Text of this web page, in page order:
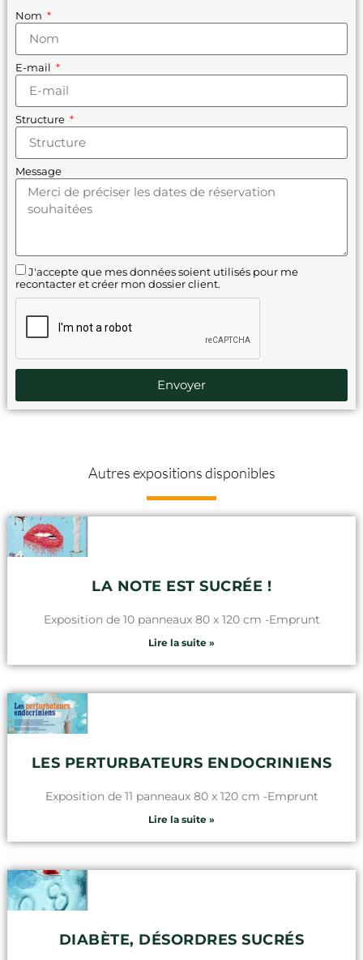
Nom
E-mail
Structure
Message
J'accepte que mes données soient utilisés pour me
recontacter et créer mon dossier client.
Envoyer
Autres expositions disponibles
LA NOTE EST SUCRÉE !
Exposition de 10 panneaux 80 x 120 cm -Emprunt
Lire la suite »
LES PERTURBATEURS ENDOCRINIENS
Exposition de 11 panneaux 80 x 120 cm -Emprunt
Lire la suite »
DIABÈTE, DÉSORDRES SUCRÉS